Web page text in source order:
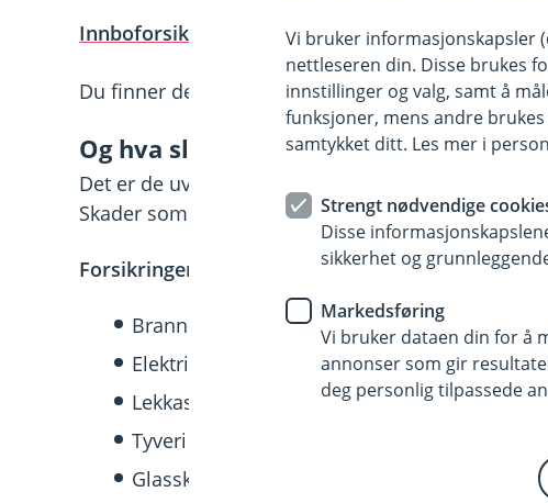
Innboforsikringen dekker også rettshjelpom du
Du finner detaljert oversikt over alt som dekkes
Og hva slags skader dekker
Det er de uventede og plutselige uhellene som
Skader som kommer av normal slitasje eller når
Forsikringen dekker skader som kommer av:
Brann eller ild som er kommet løs.
Elektriske feil, som for eksempel
Lekkasje og vannskade.
Tyveri og skadeverk i forbindelse med tyveri.
Glasskader og ødelagt sanitærporselen.
Vi bruker informasjonskapsler
nettleseren din. Disse brukes
innstillinger og valg, samt å
funksjoner, mens andre
samtykket ditt. Les mer i
Strengt nødvendige
Disse
sikkerhet og
Markedsføring
Vi bruker dataen din for å
annonser som gir
deg personlig tilpassede